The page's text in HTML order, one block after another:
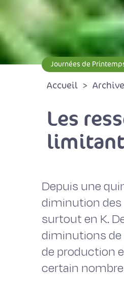
Journées de
Accueil
Les
limitant
Depuis une
diminution
surtout en K.
diminutions
de production
certain